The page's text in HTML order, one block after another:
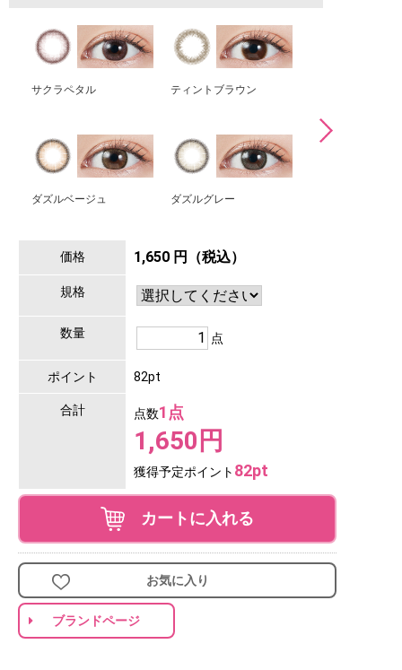
サクラペタル ティントブラウン
ダズルベージュ ダズルグレー
価格 1,650 円（税込）
規格
数量 点
ポイント 82pt
合計 点数1点
1,650円
獲得予定ポイント 82pt
カートに入れる
お気に入り
ブランドページ